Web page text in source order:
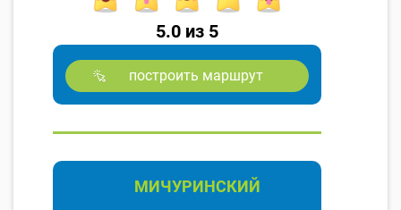
5.0 из 5
построить маршрут
МИЧУРИНСКИЙ